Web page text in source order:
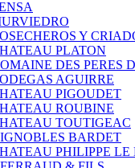
Y
PLATON
DES PERES
AGUIRRE
PIGOUDET
ROUBINE
TOUTIGEAC
BARDET
PHILIPPE LE